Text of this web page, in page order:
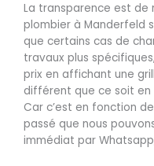
La transparence est de
plombier à Manderfeld
que certains cas de
travaux plus
prix en affichant une
différent que ce soit
Car c’est en fonction
passé que nous
immédiat par